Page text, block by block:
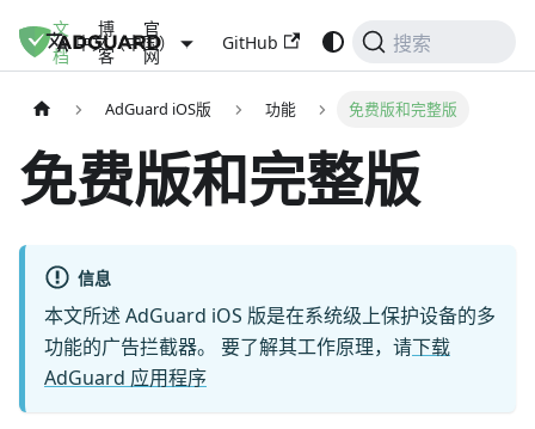
文
档
博
客
官
网
中文（中国） GitHub 搜索
AdGuard iOS版 功能 免费版和完整版
免费版和完整版
信息
本文所述 AdGuard iOS 版是在系统级上保护设备的多
功能的广告拦截器。 要了解其工作原理，请下载
AdGuard 应用程序